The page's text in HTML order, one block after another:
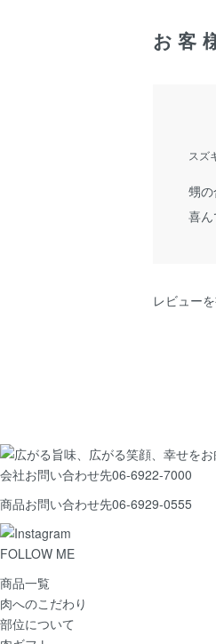
お客
スズ
甥の
喜ん
レビューを
会社お問い合わせ先06-6922-7000
商品お問い合わせ先06-6929-0555
FOLLOW ME
商品一覧
肉へのこだわり
部位について